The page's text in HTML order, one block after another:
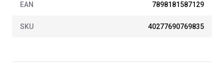
EAN 7898181587129
SKU 40277690769835